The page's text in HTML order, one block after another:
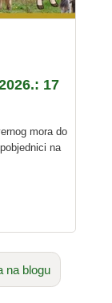
unosu
17
mora do
na
na blogu